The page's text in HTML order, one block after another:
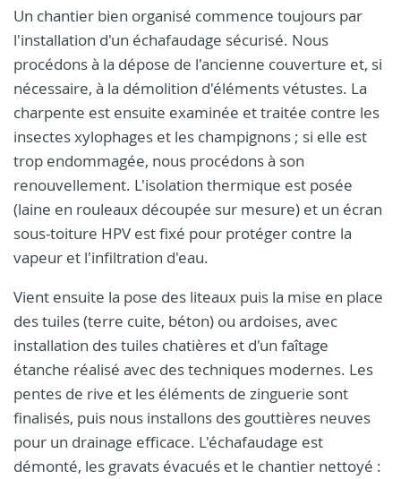
Un chantier bien organisé commence toujours par
l'installation d'un échafaudage sécurisé. Nous
procédons à la dépose de l'ancienne couverture et, si
nécessaire, à la démolition d'éléments vétustes. La
charpente est ensuite examinée et traitée contre les
insectes xylophages et les champignons ; si elle est
trop endommagée, nous procédons à son
renouvellement. L'isolation thermique est posée
(laine en rouleaux découpée sur mesure) et un écran
sous-toiture HPV est fixé pour protéger contre la
vapeur et l'infiltration d'eau.
Vient ensuite la pose des liteaux puis la mise en place
des tuiles (terre cuite, béton) ou ardoises, avec
installation des tuiles chatières et d'un faîtage
étanche réalisé avec des techniques modernes. Les
pentes de rive et les éléments de zinguerie sont
finalisés, puis nous installons des gouttières neuves
pour un drainage efficace. L'échafaudage est
démonté, les gravats évacués et le chantier nettoyé :